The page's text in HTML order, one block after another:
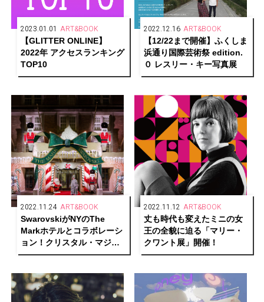
2023.01.01 ART&BOOK
【GLITTER ONLINE】
2022年 アクセスランキング
TOP10
2022.12.16 ART&BOOK
【12/22まで開催】ふくしま
浜通り国際芸術祭 edition.
０ レスリー・キー写真展
2022.11.24 ART&BOOK
SwarovskiがNYのThe
Markホテルとコラボレーシ
ョン！クリスタル・マジッ
クの世界へ導く
2022.11.12 ART&BOOK
丈も時代も変えたミニの女
王の全貌に迫る「マリー・
クワント展」開催！